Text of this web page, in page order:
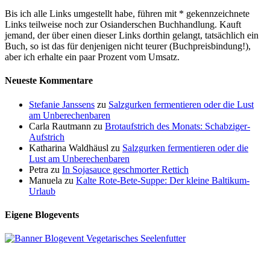
Bis ich alle Links umgestellt habe, führen mit * gekennzeichnete
Links teilweise noch zur Osianderschen Buchhandlung. Kauft
jemand, der über einen dieser Links dorthin gelangt, tatsächlich ein
Buch, so ist das für denjenigen nicht teurer (Buchpreisbindung!),
aber ich erhalte ein paar Prozent vom Umsatz.
Neueste Kommentare
Stefanie Janssens zu Salzgurken fermentieren oder die Lust
am Unberechenbaren
Carla Rautmann zu Brotaufstrich des Monats: Schabziger-
Aufstrich
Katharina Waldhäusl zu Salzgurken fermentieren oder die
Lust am Unberechenbaren
Petra zu In Sojasauce geschmorter Rettich
Manuela zu Kalte Rote-Bete-Suppe: Der kleine Baltikum-
Urlaub
Eigene Blogevents